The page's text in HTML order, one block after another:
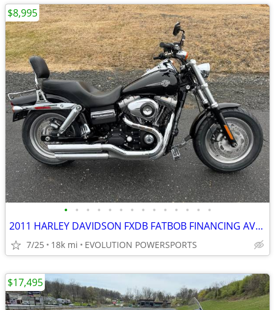
• • • • • • • • • • • • • •
2011 HARLEY DAVIDSON FXDB FATBOB FINANCING AVAILABLE
7/25 18k mi EVOLUTION POWERSPORTS
$8,995
$17,495